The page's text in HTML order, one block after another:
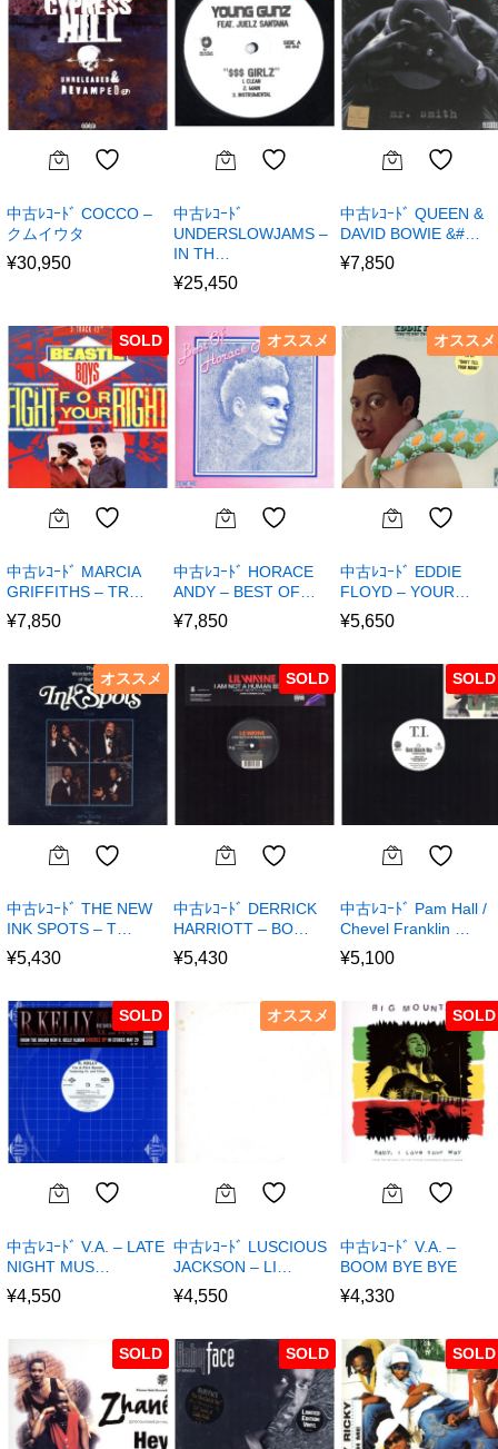
中古ﾚｺｰﾄﾞ COCCO –
クムイウタ
¥30,950
中古ﾚｺｰﾄﾞ
UNDERSLOWJAMS –
IN TH…
¥25,450
中古ﾚｺｰﾄﾞ QUEEN &
DAVID BOWIE &#…
¥7,850
SOLD
中古ﾚｺｰﾄﾞ MARCIA
GRIFFITHS – TR…
¥7,850
オススメ
中古ﾚｺｰﾄﾞ HORACE
ANDY – BEST OF…
¥7,850
オススメ
中古ﾚｺｰﾄﾞ EDDIE
FLOYD – YOUR…
¥5,650
オススメ
中古ﾚｺｰﾄﾞ THE NEW
INK SPOTS – T…
¥5,430
SOLD
中古ﾚｺｰﾄﾞ DERRICK
HARRIOTT – BO…
¥5,430
SOLD
中古ﾚｺｰﾄﾞ Pam Hall /
Chevel Franklin …
¥5,100
SOLD
中古ﾚｺｰﾄﾞ V.A. – LATE
NIGHT MUS…
¥4,550
オススメ
中古ﾚｺｰﾄﾞ LUSCIOUS
JACKSON – LI…
¥4,550
SOLD
中古ﾚｺｰﾄﾞ V.A. –
BOOM BYE BYE
¥4,330
SOLD SOLD SOLD